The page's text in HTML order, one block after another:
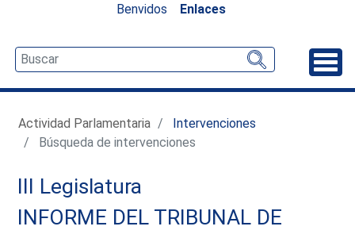
Benvidos
Enlaces
Actividad Parlamentaria
Intervenciones
Búsqueda de intervenciones
III Legislatura
INFORME DEL TRIBUNAL DE